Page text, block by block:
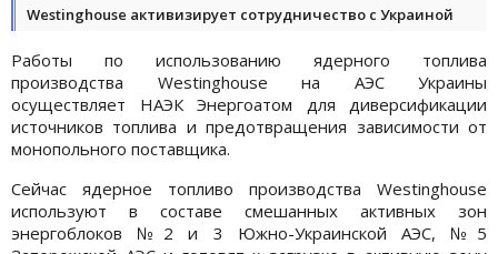
Westinghouse активизирует сотрудничество с Украиной
Работы по использованию ядерного топлива
производства Westinghouse на АЭС Украины
осуществляет НАЭК Энергоатом для диверсификации
источников топлива и предотвращения зависимости от
монопольного поставщика.
Сейчас ядерное топливо производства Westinghouse
используют в составе смешанных активных зон
энергоблоков №2 и 3 Южно-Украинской АЭС, №5